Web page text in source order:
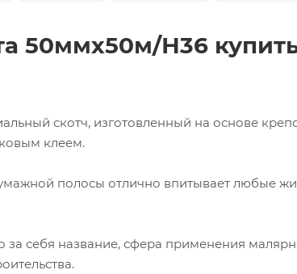
50ммх50м/Н36
скотч, изготовленный на основе
клеем.
полосы отлично впитывает любые
за себя название, сфера применения